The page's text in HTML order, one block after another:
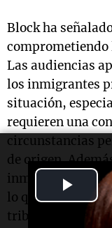
Block ha
Las audiencias
los inmigrantes
situación,
requieren una
circunstancias
de origen.
inmigración ha
lo que también
tribunales.